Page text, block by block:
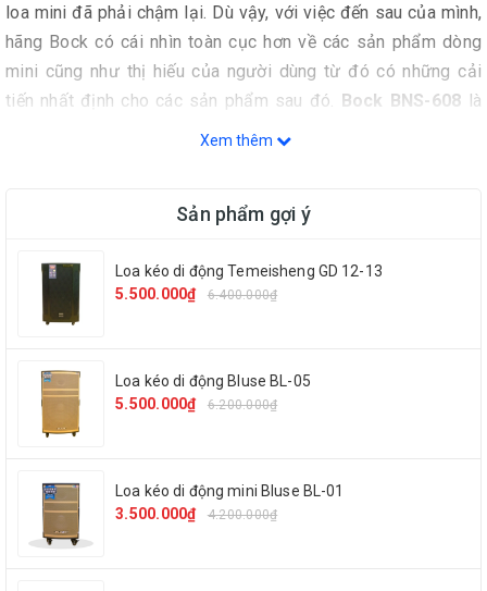
loa mini đã phải chậm lại. Dù vậy, với việc đến sau của mình,
hãng Bock có cái nhìn toàn cục hơn về các sản phẩm dòng
mini cũng như thị hiếu của người dùng từ đó có những cải
tiến nhất định cho các sản phẩm sau đó. Bock BNS-608 là
sản phẩm được hãng Bock tung ra từ những cải tiến cũng
Xem thêm
Sản phẩm gợi ý
Loa kéo di động Temeisheng GD 12-13
5.500.000₫
6.400.000₫
Loa kéo di động Bluse BL-05
5.500.000₫
6.200.000₫
Loa kéo di động mini Bluse BL-01
3.500.000₫
4.200.000₫